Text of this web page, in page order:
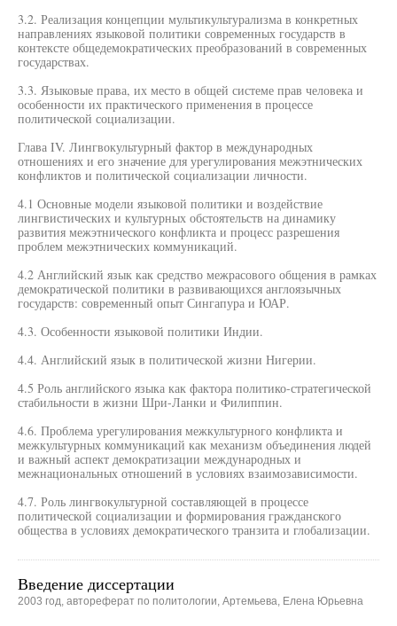
3.2. Реализация концепции мультикультурализма в конкретных
направлениях языковой политики современных государств в
контексте общедемократических преобразований в современных
государствах.
3.3. Языковые права, их место в общей системе прав человека и
особенности их практического применения в процессе
политической социализации.
Глава IV. Лингвокультурный фактор в международных
отношениях и его значение для урегулирования межэтнических
конфликтов и политической социализации личности.
4.1 Основные модели языковой политики и воздействие
лингвистических и культурных обстоятельств на динамику
развития межэтнического конфликта и процесс разрешения
проблем межэтнических коммуникаций.
4.2 Английский язык как средство межрасового общения в рамках
демократической политики в развивающихся англоязычных
государств: современный опыт Сингапура и ЮАР.
4.3. Особенности языковой политики Индии.
4.4. Английский язык в политической жизни Нигерии.
4.5 Роль английского языка как фактора политико-стратегической
стабильности в жизни Шри-Ланки и Филиппин.
4.6. Проблема урегулирования межкультурного конфликта и
межкультурных коммуникаций как механизм объединения людей
и важный аспект демократизации международных и
межнациональных отношений в условиях взаимозависимости.
4.7. Роль лингвокультурной составляющей в процессе
политической социализации и формирования гражданского
общества в условиях демократического транзита и глобализации.
Введение диссертации
2003 год, автореферат по политологии, Артемьева, Елена Юрьевна